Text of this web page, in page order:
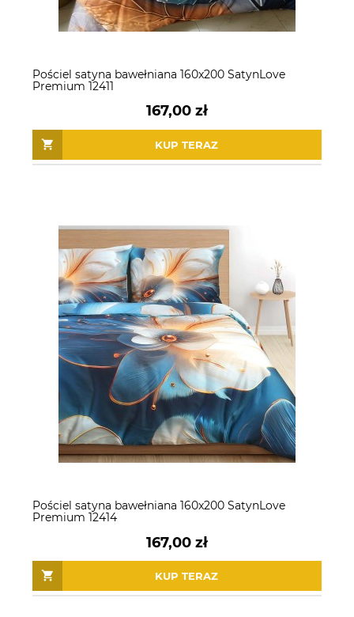
Pościel satyna bawełniana 160x200 SatynLove
Premium 12411
167,00 zł
KUP TERAZ
Pościel satyna bawełniana 160x200 SatynLove
Premium 12414
167,00 zł
KUP TERAZ